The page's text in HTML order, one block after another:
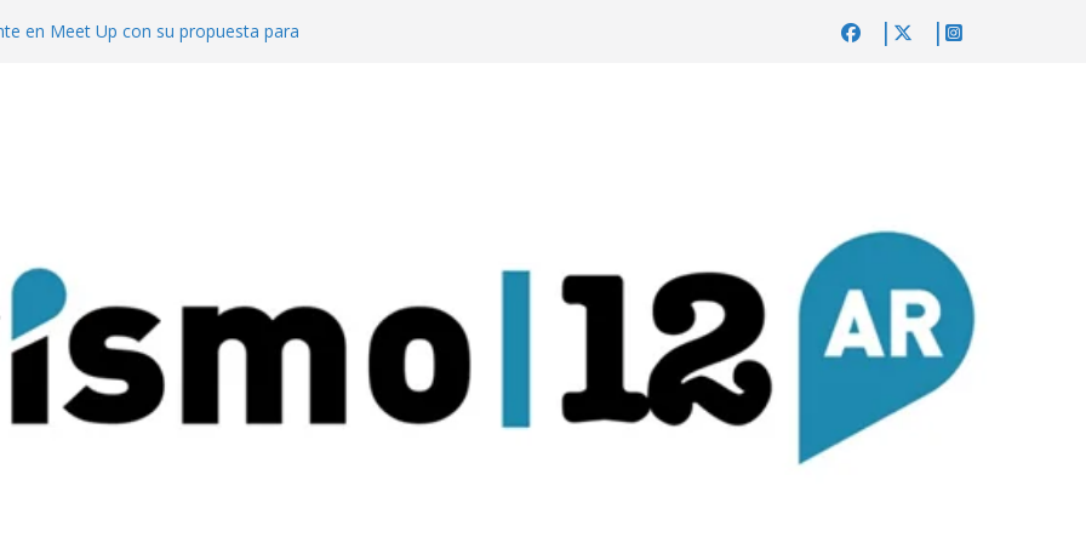
en Meet Up con su propuesta para